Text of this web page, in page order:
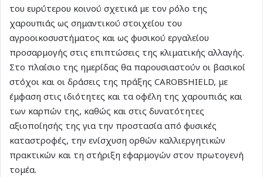
του ευρύτερου κοινού σχετικά με τον ρόλο της
χαρουπιάς ως σημαντικού στοιχείου του
αγροοικοσυστήματος και ως φυσικού εργαλείου
προσαρμογής στις επιπτώσεις της κλιματικής αλλαγής.
Στο πλαίσιο της ημερίδας θα παρουσιαστούν οι βασικοί
στόχοι και οι δράσεις της πράξης CAROBSHIELD, με
έμφαση στις ιδιότητες και τα οφέλη της χαρουπιάς και
των καρπών της, καθώς και στις δυνατότητες
αξιοποίησής της για την προστασία από φυσικές
καταστροφές, την ενίσχυση ορθών καλλιεργητικών
πρακτικών και τη στήριξη εφαρμογών στον πρωτογενή
τομέα.